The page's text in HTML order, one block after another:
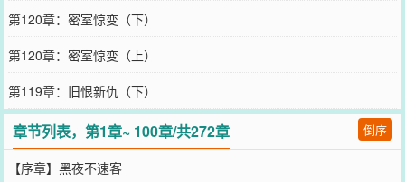
第120章：密室惊变（下）
第120章：密室惊变（上）
第119章：旧恨新仇（下）
章节列表，第1章~ 100章/共272章 倒序
【序章】黑夜不速客